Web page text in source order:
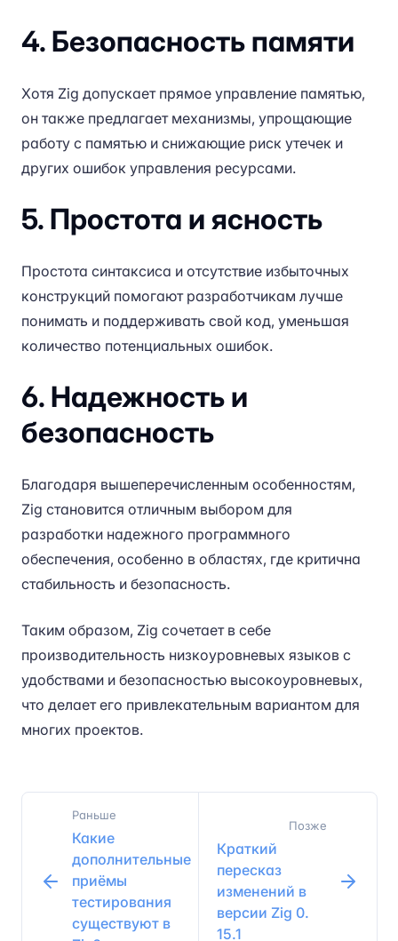
4. Безопасность памяти
Хотя Zig допускает прямое управление памятью,
он также предлагает механизмы, упрощающие
работу с памятью и снижающие риск утечек и
других ошибок управления ресурсами.
5. Простота и ясность
Простота синтаксиса и отсутствие избыточных
конструкций помогают разработчикам лучше
понимать и поддерживать свой код, уменьшая
количество потенциальных ошибок.
6. Надежность и
безопасность
Благодаря вышеперечисленным особенностям,
Zig становится отличным выбором для
разработки надежного программного
обеспечения, особенно в областях, где критична
стабильность и безопасность.
Таким образом, Zig сочетает в себе
производительность низкоуровневых языков с
удобствами и безопасностью высокоуровневых,
что делает его привлекательным вариантом для
многих проектов. ​​​​
Раньше
Какие
дополнительные
приёмы
тестирования
существуют в
Позже
Краткий
пересказ
изменений в
версии Zig 0.​
15.​1